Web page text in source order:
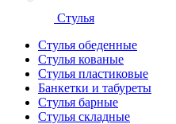
Стулья
Стулья обеденные
Стулья кованые
Стулья пластиковые
Банкетки и табуреты
Стулья барные
Стулья складные